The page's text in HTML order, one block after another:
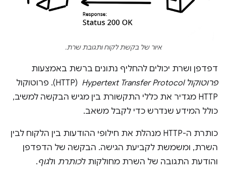
איור של בקשת לקוח ותגובת שרת.
דפדפן ושרת יכולים להחליף נתונים ברשת באמצעות
פרוטוקול Hypertext Transfer Protocol
‏ (HTTP). פרוטוקול
HTTP מגדיר את כללי התקשורת בין מגיש הבקשה למשיב,
כולל המידע שנדרש כדי לקבל משאב.
כותרת ה-HTTP מנהלת את חילופי ההודעות בין הלקוח לבין
השרת, ומשמשת לקביעת הגישה. הבקשה של הדפדפן
והודעת התגובה של השרת מחולקות לכותרת ולגוף.